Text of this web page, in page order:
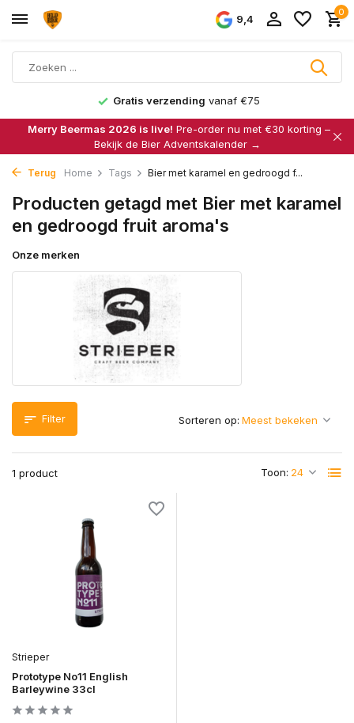
9,4
0
Gratis verzending vanaf €75
Merry Beermas 2026 is live! Pre-order nu met €30 korting –
Bekijk de Bier Adventskalender →
Terug Home Tags Bier met karamel en gedroogd f...
Producten getagd met Bier met karamel
en gedroogd fruit aroma's
Onze merken
Filter
1 product Toon:
Sorteren op:
Strieper
Prototype No11 English
Barleywine 33cl